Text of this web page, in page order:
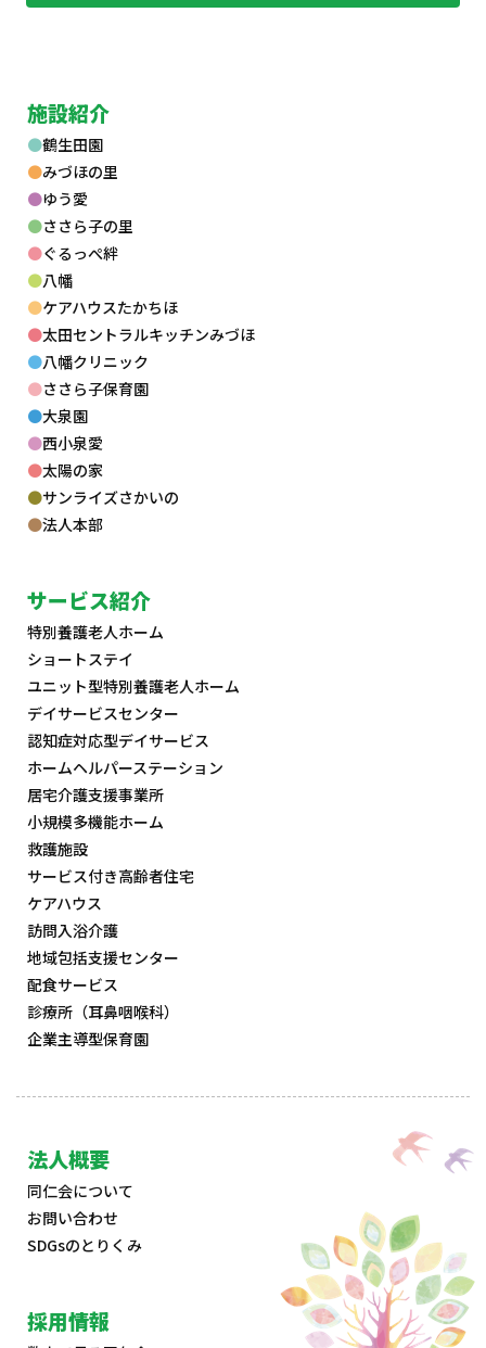
施設紹介
鶴生田園
みづほの里
ゆう愛
ささら子の里
ぐるっぺ絆
八幡
ケアハウスたかちほ
太田セントラルキッチンみづほ
八幡クリニック
ささら子保育園
大泉園
西小泉愛
太陽の家
サンライズさかいの
法人本部
サービス紹介
特別養護老人ホーム
ショートステイ
ユニット型特別養護老人ホーム
デイサービスセンター
認知症対応型デイサービス
ホームヘルパーステーション
居宅介護支援事業所
小規模多機能ホーム
救護施設
サービス付き高齢者住宅
ケアハウス
訪問入浴介護
地域包括支援センター
配食サービス
診療所（耳鼻咽喉科）
企業主導型保育園
法人概要
同仁会について
お問い合わせ
SDGsのとりくみ
採用情報